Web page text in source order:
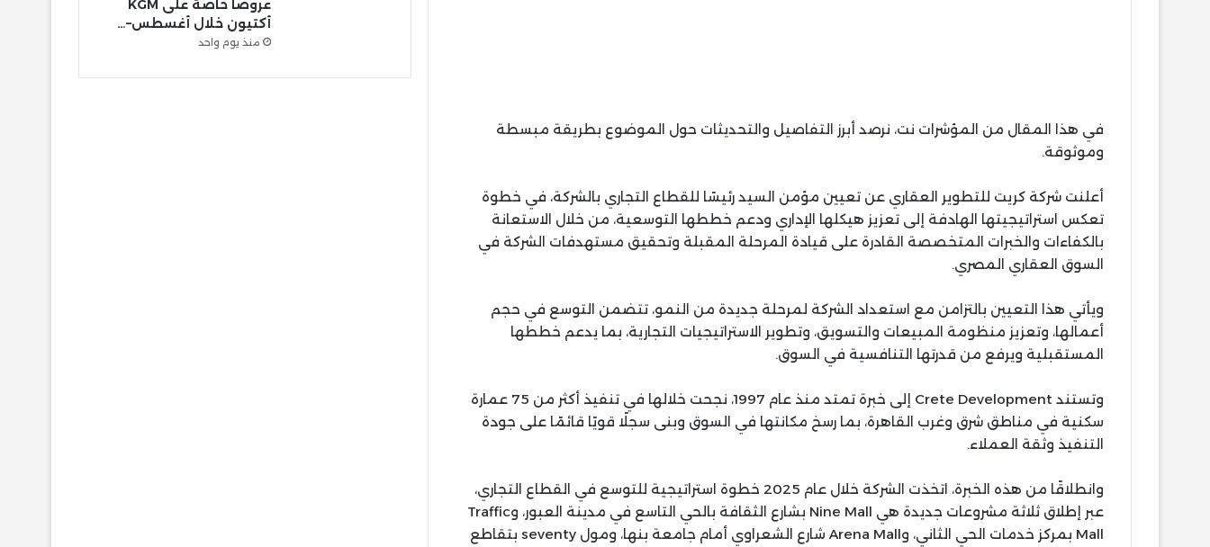
في هذا المقال من المؤشرات نت، نرصد أبرز التفاصيل والتحديثات حول الموضوع بطريقة مبسطة
وموثوقة.
أعلنت شركة كريت للتطوير العقاري عن تعيين مؤمن السيد رئيسًا للقطاع التجاري بالشركة، في خطوة
تعكس استراتيجيتها الهادفة إلى تعزيز هيكلها الإداري ودعم خططها التوسعية، من خلال الاستعانة
بالكفاءات والخبرات المتخصصة القادرة على قيادة المرحلة المقبلة وتحقيق مستهدفات الشركة في
السوق العقاري المصري.
ويأتي هذا التعيين بالتزامن مع استعداد الشركة لمرحلة جديدة من النمو، تتضمن التوسع في حجم
أعمالها، وتعزيز منظومة المبيعات والتسويق، وتطوير الاستراتيجيات التجارية، بما يدعم خططها
المستقبلية ويرفع من قدرتها التنافسية في السوق.
وتستند Crete Development إلى خبرة تمتد منذ عام 1997، نجحت خلالها في تنفيذ أكثر من 75 عمارة
سكنية في مناطق شرق وغرب القاهرة، بما رسخ مكانتها في السوق وبنى سجلًا قويًا قائمًا على جودة
التنفيذ وثقة العملاء.
وانطلاقًا من هذه الخبرة، اتخذت الشركة خلال عام 2025 خطوة استراتيجية للتوسع في القطاع التجاري،
عبر إطلاق ثلاثة مشروعات جديدة هي Nine Mall بشارع الثقافة بالحي التاسع في مدينة العبور، وTraffic
Mall بمركز خدمات الحي الثاني، وArena Mall شارع الشعراوي أمام جامعة بنها، ومول seventy بتقاطع
عروضًا خاصة على KGM
أكتيون خلال أغسطس–…
منذ يوم واحد